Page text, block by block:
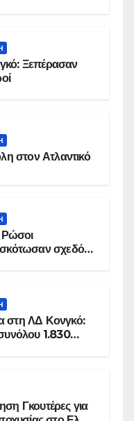
Ξεπέρασαν
στον Ατλαντικό
Ρώσοι
σχεδόν
στη ΛΔ Κονγκό:
1.830
Γκουτέρες για